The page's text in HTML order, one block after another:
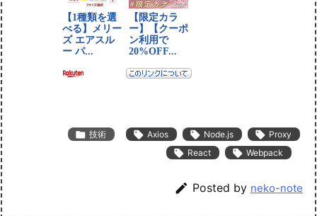
 技術  Axios  Node.js  Proxy
 React  Webpack
 Posted by neko-note